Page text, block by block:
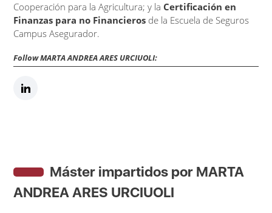
Cooperación para la Agricultura; y la Certificación en
Finanzas para no Financieros de la Escuela de Seguros
Campus Asegurador.
Follow MARTA ANDREA ARES URCIUOLI:
Máster impartidos por MARTA
ANDREA ARES URCIUOLI